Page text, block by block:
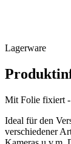
Lagerware
Mit Folie fixiert -
Ideal für den
verschiedener